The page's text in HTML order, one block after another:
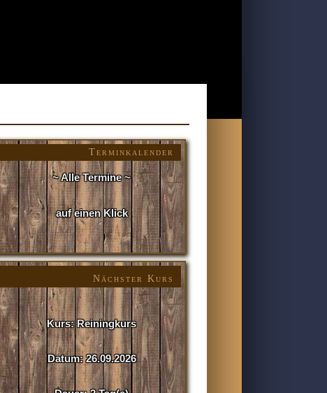
Terminkalender
~ Alle Termine ~
auf einen Klick
Nächster Kurs
Kurs: Reiningkurs
Datum: 26.09.2026